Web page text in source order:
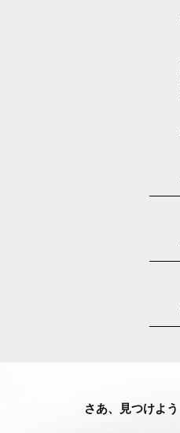
さあ、見つけよう